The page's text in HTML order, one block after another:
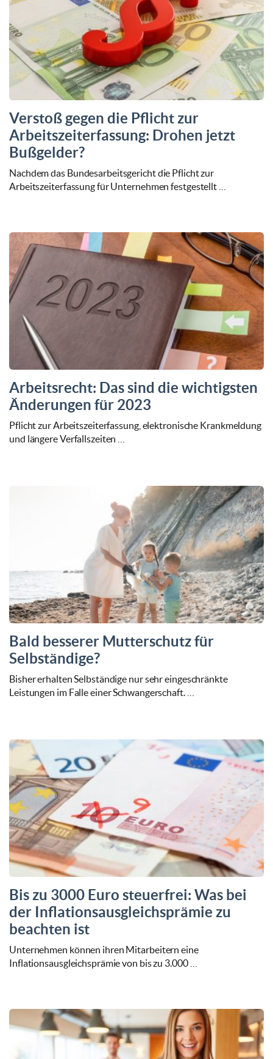
Verstoß gegen die Pflicht zur
Arbeitszeiterfassung: Drohen jetzt
Bußgelder?
Nachdem das Bundesarbeitsgericht die Pflicht zur
Arbeitszeiterfassung für Unternehmen festgestellt …
Arbeitsrecht: Das sind die wichtigsten
Änderungen für 2023
Pflicht zur Arbeitszeiterfassung, elektronische Krankmeldung
und längere Verfallszeiten …
Bald besserer Mutterschutz für
Selbständige?
Bisher erhalten Selbständige nur sehr eingeschränkte
Leistungen im Falle einer Schwangerschaft. …
Bis zu 3000 Euro steuerfrei: Was bei
der Inflationsausgleichsprämie zu
beachten ist
Unternehmen können ihren Mitarbeitern eine
Inflationsausgleichsprämie von bis zu 3.000 …